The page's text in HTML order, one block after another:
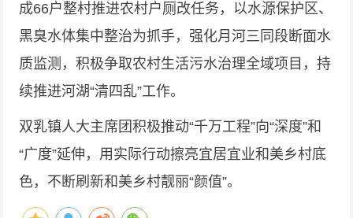
成66户整村推进农村户厕改任务，以水源保护区、
黑臭水体集中整治为抓手，强化月河三同段断面水
质监测，积极争取农村生活污水治理全域项目，持
续推进河湖“清四乱”工作。
双乳镇人大主席团积极推动“千万工程”向“深度”和
“广度”延伸，用实际行动擦亮宜居宜业和美乡村底
色，不断刷新和美乡村靓丽“颜值”。